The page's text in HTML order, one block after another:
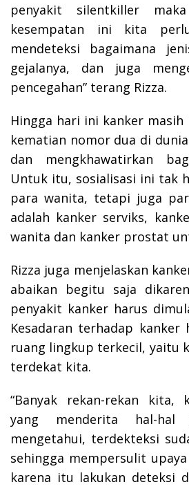
penyakit silentkiller
kesempatan ini kita
mendeteksi bagaimana
gejalanya, dan juga
pencegahan” terang Rizza.
Hingga hari ini kanker masih
kematian nomor dua di
dan mengkhawatirkan
Untuk itu, sosialisasi ini tak
para wanita, tetapi juga
adalah kanker serviks,
wanita dan kanker prostat
Rizza juga menjelaskan
abaikan begitu saja
penyakit kanker harus
Kesadaran terhadap
ruang lingkup terkecil, yaitu
terdekat kita.
“Banyak rekan-rekan kita,
yang menderita hal-hal
mengetahui, terdekteksi
sehingga mempersulit
karena itu lakukan deteksi